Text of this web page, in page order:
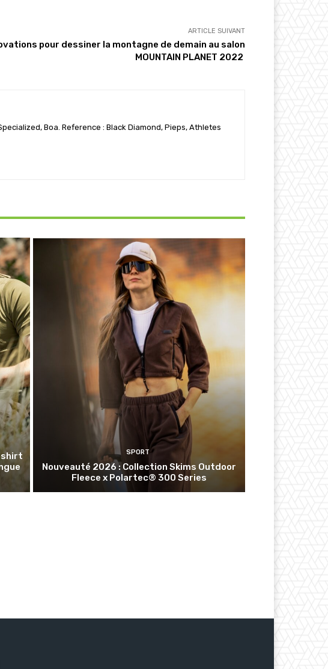
ARTICLE SUIVANT
pour dessiner la montagne de demain au salon
MOUNTAIN PLANET 2022
Boa. Reference : Black Diamond, Pieps, Athletes
shirt
SPORT
Nouveauté 2026 : Collection Skims Outdoor
Fleece x Polartec® 300 Series